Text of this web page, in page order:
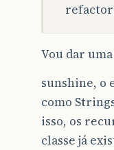
Vou dar
sunshine, o
como
isso, os
classe já